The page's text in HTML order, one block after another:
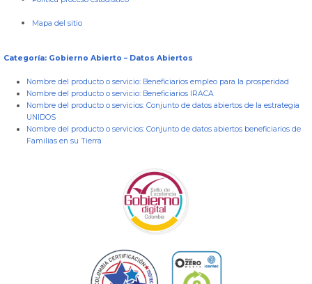
Mapa del sitio
Categoría: Gobierno Abierto – Datos Abiertos
Nombre del producto o servicio: Beneficiarios empleo para la prosperidad
Nombre del producto o servicio: Beneficiarios IRACA
Nombre del producto o servicios: Conjunto de datos abiertos de la estrategia
UNIDOS
Nombre del producto o servicios: Conjunto de datos abiertos beneficiarios de
Familias en su Tierra